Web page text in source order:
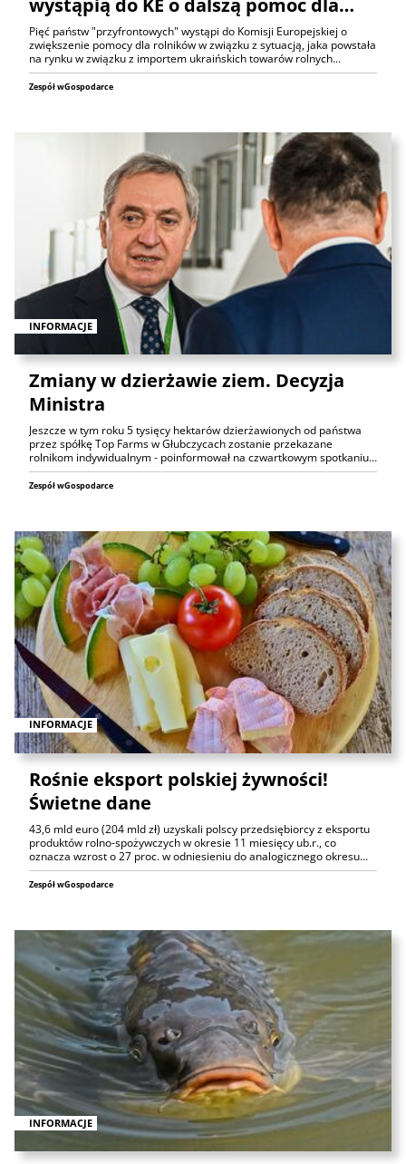
wystąpią do KE o dalszą pomoc dla…
Pięć państw "przyfrontowych" wystąpi do Komisji Europejskiej o
zwiększenie pomocy dla rolników w związku z sytuacją, jaka powstała
na rynku w związku z importem ukraińskich towarów rolnych…
Zespół wGospodarce
INFORMACJE
Zmiany w dzierżawie ziem. Decyzja
Ministra
Jeszcze w tym roku 5 tysięcy hektarów dzierżawionych od państwa
przez spółkę Top Farms w Głubczycach zostanie przekazane
rolnikom indywidualnym - poinformował na czwartkowym spotkaniu…
Zespół wGospodarce
INFORMACJE
Rośnie eksport polskiej żywności!
Świetne dane
43,6 mld euro (204 mld zł) uzyskali polscy przedsiębiorcy z eksportu
produktów rolno-spożywczych w okresie 11 miesięcy ub.r., co
oznacza wzrost o 27 proc. w odniesieniu do analogicznego okresu…
Zespół wGospodarce
INFORMACJE